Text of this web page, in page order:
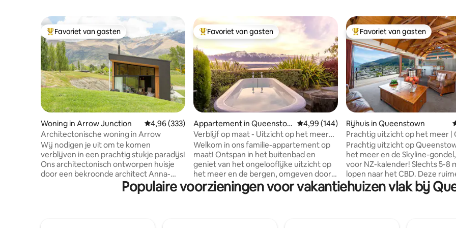
Topfavoriet van gasten
Favoriet van gasten
Woning in Arrow Junction Gemiddelde beoordeling van 4,96 op 5, 333 recensies
4,96 (333)
Architectonische woning in Arrow
Wij nodigen je uit om te komen
verblijven in een prachtig stukje paradijs!
Ons architectonisch ontworpen huisje
door een bekroonde architect Anna-
schistrots in een prachtig landschap. Er is
Topfavoriet van gasten
Favoriet van gasten
Appartement in Queenstow
n
Gemiddelde beoordeling van 4,99 op 5, 144
4,99 (144)
Verblijf op maat - Uitzicht op het meer
en buitenbad!
Welkom in ons familie-appartement op
maat! Ontspan in het buitenbad en
geniet van het ongelooflijke uitzicht op
het meer en de bergen, omgeven door
inheemse struiken. Geïnspireerd door
onze reizen wilden we dat het
Topfavoriet van gasten
Favoriet van gasten
Rijhuis in Queenstown
Prachtig uitzicht op het meer |
wandelafstand van de stad en
Prachtig uitzicht op
het meer en de Skyline-
voor NZ-kalender! Slechts 5-8
lopen naar het CBD. Deze
accommodatie beschikt over
handige gratis parkeerplaats
Populaire voorzieningen voor vakantiehuizen vlak bij